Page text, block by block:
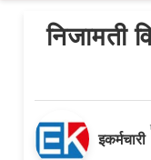
निजामती
इकर्मचारी